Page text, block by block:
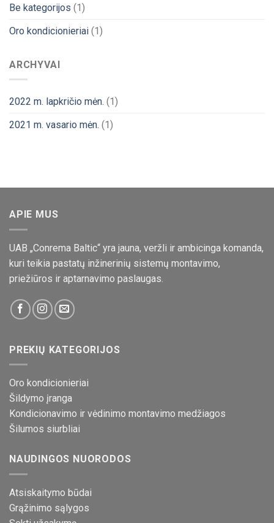
Be kategorijos (1)
Oro kondicionieriai (1)
ARCHYVAI
2022 m. lapkričio mėn. (1)
2021 m. vasario mėn. (1)
APIE MUS
UAB „Conrema Baltic“ yra jauna, veržli ir ambicinga komanda,
kuri teikia pastatų inžinerinių sistemų montavimo,
priežiūros ir aptarnavimo paslaugas.
PREKIŲ KATEGORIJOS
Oro kondicionieriai
Šildymo įranga
Kondicionavimo ir vėdinimo montavimo medžiagos
Šilumos siurbliai
NAUDINGOS NUORODOS
Atsiskaitymo būdai
Grąžinimo sąlygos